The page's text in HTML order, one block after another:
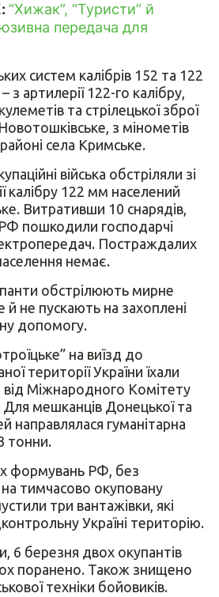
“Хижак”, “Туристи” й
передача для
систем калібрів 152 та 122
артилерії 122-го калібру,
та стрілецької зброї
з мінометів
села Кримське.
війська обстріляли зі
калібру 122 мм населений
Витративши 10 снарядів,
РФ пошкодили господарчі
Постраждалих
немає.
обстрілюють мирне
не пускають на захоплені
допомогу.
на виїзд до
території України їхали
від Міжнародного Комітету
мешканців Донецької та
направлялася гуманітарна
тонни.
формувань РФ, без
тимчасово окуповану
три вантажівки, які
Україні територію.
6 березня двох окупантів
поранено. Також знищено
техніки бойовиків.